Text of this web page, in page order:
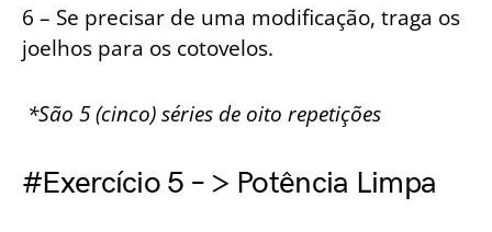
6 – Se precisar de uma modificação, traga os
joelhos para os cotovelos.
*São 5 (cinco) séries de oito repetições
#Exercício 5 – > Potência Limpa